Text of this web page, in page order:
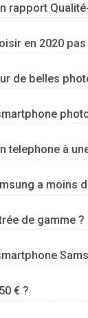
rapport
en 2020 pas
de belles
telephone à
a moins
de gamme ?
€ ?